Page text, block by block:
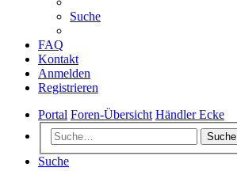
Suche
FAQ
Kontakt
Anmelden
Registrieren
Portal Foren-Übersicht Händler Ecke
Suche
Suche